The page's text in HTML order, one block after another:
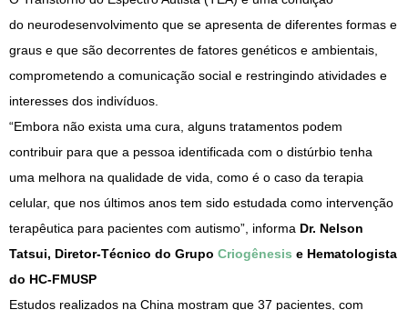
do neurodesenvolvimento que se apresenta de diferentes formas e
graus e que são decorrentes de fatores genéticos e ambientais,
comprometendo a comunicação social e restringindo atividades e
interesses dos indivíduos.
“Embora não exista uma cura, alguns tratamentos podem
contribuir para que a pessoa identificada com o distúrbio tenha
uma melhora na qualidade de vida, como é o caso da terapia
celular, que nos últimos anos tem sido estudada como intervenção
terapêutica para pacientes com autismo”, informa Dr. Nelson
Tatsui, Diretor-Técnico do Grupo Criogênesis e Hematologista
do HC-FMUSP
Estudos realizados na China mostram que 37 pacientes, com